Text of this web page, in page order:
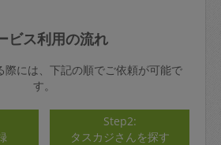
ビス利用の流れ
際には、下記の順でご依頼が可能で
す。
Step2:
タスカジさんを探す